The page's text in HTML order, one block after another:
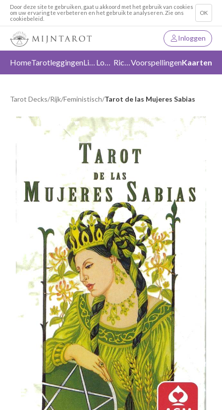
Door deze site te gebruiken, gaat u akkoord met het gebruik van cookies
om uw ervaring te verbeteren en het gebruik te analyseren. Zie ons
cookiebeleid.
OK
Inloggen
HomeTarotleggingen Liefde Loslaten RichtingVoorspellingenKaarten
Tarot Decks/Rijk/Feministisch/Tarot de las Mujeres Sabias